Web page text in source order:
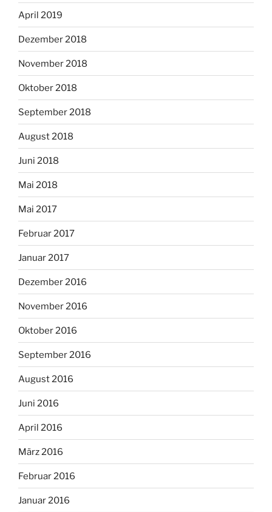
April 2019
Dezember 2018
November 2018
Oktober 2018
September 2018
August 2018
Juni 2018
Mai 2018
Mai 2017
Februar 2017
Januar 2017
Dezember 2016
November 2016
Oktober 2016
September 2016
August 2016
Juni 2016
April 2016
März 2016
Februar 2016
Januar 2016